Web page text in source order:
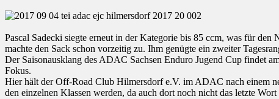
Pascal Sadecki siegte erneut in der Kategorie bis 85 ccm, was für
machte den Sack schon vorzeitig zu. Ihm genügte ein zweiter
Der Saisonausklang des ADAC Sachsen Enduro Jugend Cup findet
Fokus.
Hier hält der Off-Road Club Hilmersdorf e.V. im ADAC nach einem
den einzelnen Klassen werden, da auch dort noch nicht das letzte Wort